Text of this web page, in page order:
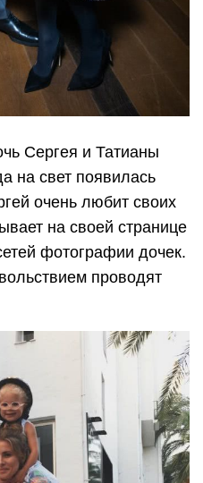
Сергея и Татианы
на свет появилась
очень любит своих
на своей странице
фотографии дочек.
проводят